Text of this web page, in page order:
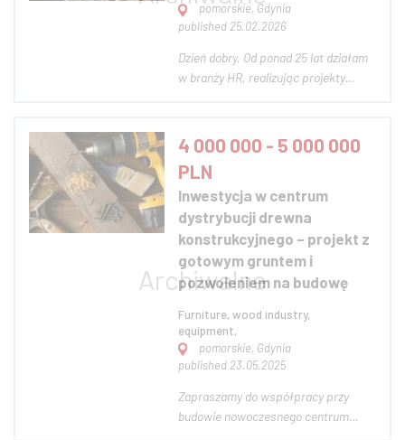
pomorskie, Gdynia
published 25.02.2026
Dzień dobry, Od ponad 25 lat działam
w branży HR, realizując projekty
rozwijałem i wdrażałem własne
rozwiązania automatyzujące
sprzedaż i rekrutację w oparciu o AI.
Efektem jest gotowy,...
4 000 000 - 5 000 000
PLN
Inwestycja w centrum
dystrybucji drewna
konstrukcyjnego – projekt z
gotowym gruntem i
pozwoleniem na budowę
Furniture, wood industry,
equipment,
pomorskie, Gdynia
published 23.05.2025
Zapraszamy do współpracy przy
budowie nowoczesnego centrum